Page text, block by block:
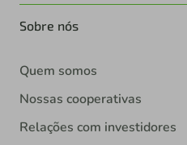
Sobre nós
Quem somos
Nossas cooperativas
Relações com investidores